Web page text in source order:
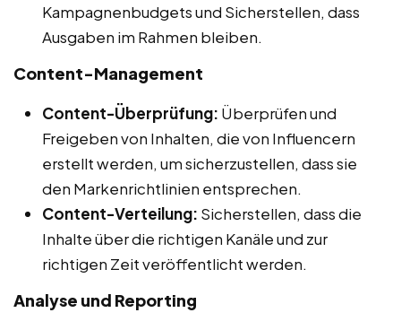
Kampagnenbudgets und Sicherstellen, dass
Ausgaben im Rahmen bleiben.
Content-Management
Content-Überprüfung: Überprüfen und
Freigeben von Inhalten, die von Influencern
erstellt werden, um sicherzustellen, dass sie
den Markenrichtlinien entsprechen.
Content-Verteilung: Sicherstellen, dass die
Inhalte über die richtigen Kanäle und zur
richtigen Zeit veröffentlicht werden.
Analyse und Reporting